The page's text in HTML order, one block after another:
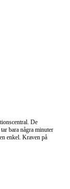
De
bara några minuter
enkel. Kraven på